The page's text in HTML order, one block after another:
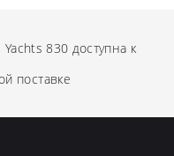
830 доступна к
поставке